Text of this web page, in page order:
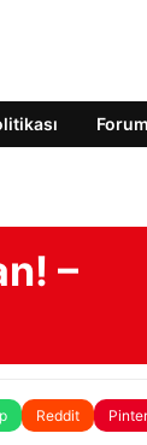
Forum
–
Reddit